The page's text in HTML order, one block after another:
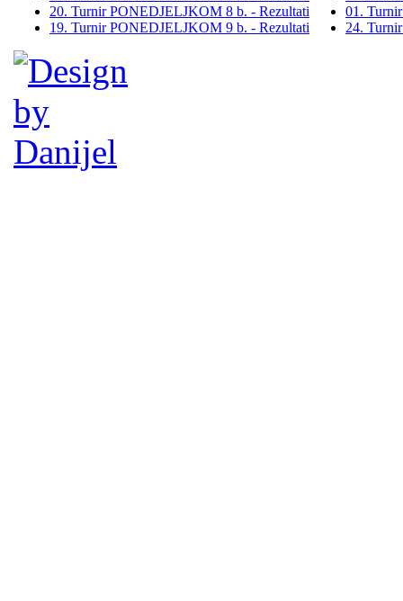
20. Turnir PONEDJELJKOM 8 b. - Rezultati
19. Turnir PONEDJELJKOM 9 b. - Rezultati
01.
24.